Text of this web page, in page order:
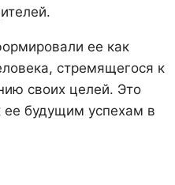
ее как
стремящегося к
своих целей. Это
будущим успехам в